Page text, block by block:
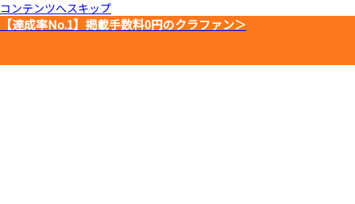
コンテンツへスキップ
【達成率No.1】 掲載手数料0円のクラファン＞